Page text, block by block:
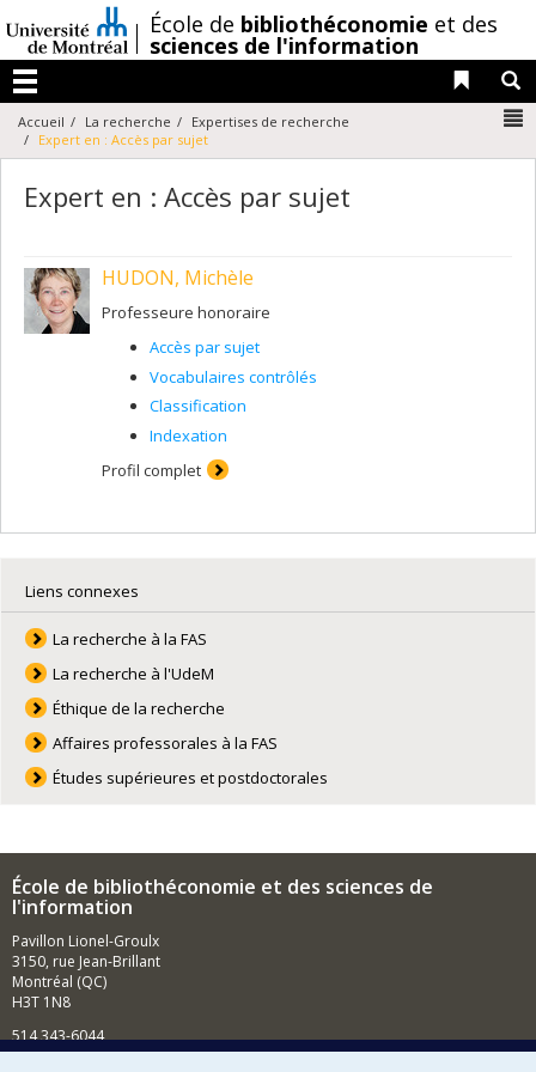
au
contenu
/École de bibliothéconomie et des
sciences de l'information
Menu
Liens
Accueil La recherche
Expertises de recherche
Expert en : Accès par sujet
Expert en : Accès par sujet
HUDON, Michèle
Professeure honoraire
Accès par sujet
Vocabulaires contrôlés
Classification
Indexation
Profil complet
Liens connexes
La recherche à la FAS
La recherche à l'UdeM
Éthique de la recherche
Affaires professorales à la FAS
Études supérieures et postdoctorales
École de bibliothéconomie et des sciences de
l'information
Pavillon Lionel-Groulx
3150, rue Jean-Brillant
Montréal (QC)
H3T 1N8
514 343-6044